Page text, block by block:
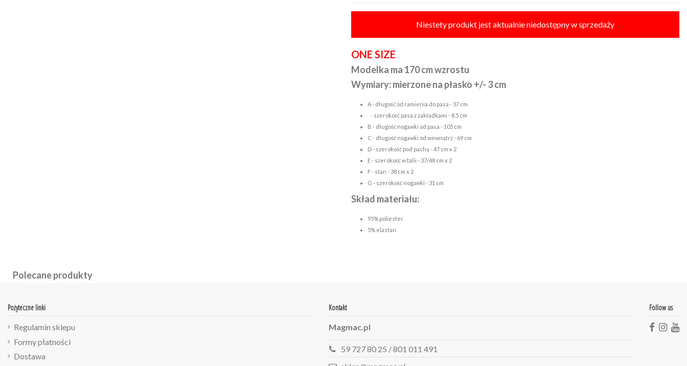
Niestety produkt jest aktualnie niedostępny w sprzedaży
ONE SIZE
Modelka ma 170 cm wzrostu
Wymiary: mierzone na płasko +/- 3 cm
A - długość od ramienia do pasa - 37 cm
- szerokość pasa z zakładkami - 8.5 cm
B - długość nogawki od pasa - 105 cm
C - długość nogawki od wewnątrz - 69 cm
D - szerokość pod pachą - 47 cm x 2
E - szerokość w talii - 37/48 cm x 2
F - stan - 38 cm x 2
G - szerokość nogawki - 31 cm
Skład materiału:
95% poliester
5% elastan
Polecane produkty
Pożyteczne linki
Regulamin sklepu
Formy płatności
Dostawa
Kontakt
Magmac.pl
59 727 80 25 / 801 011 491
Follow us